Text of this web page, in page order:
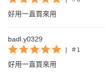
好用一直買來用
badl.y0329
＃1
好用一直買來用